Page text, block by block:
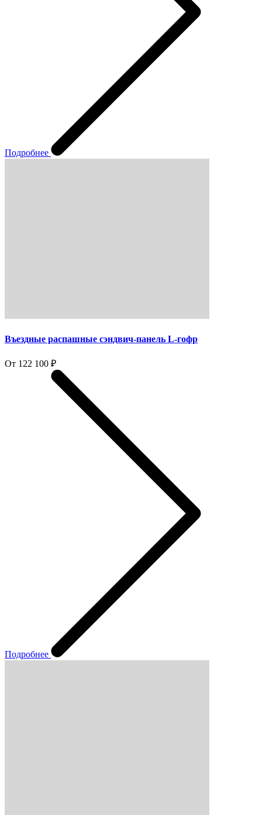
Подробнее
Въездные распашные сэндвич-панель L-гофр
От 122 100 ₽
Подробнее